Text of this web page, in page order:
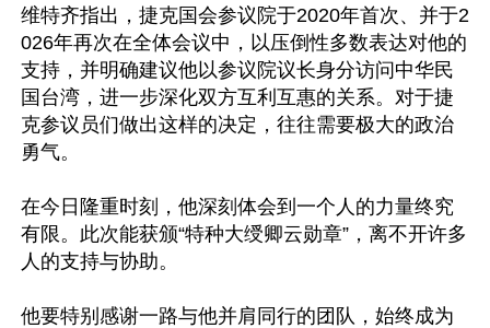
维特齐指出，捷克国会参议院于2020年首次、并于2
026年再次在全体会议中，以压倒性多数表达对他的
支持，并明确建议他以参议院议长身分访问中华民
国台湾，进一步深化双方互利互惠的关系。对于捷
克参议员们做出这样的决定，往往需要极大的政治
勇气。
在今日隆重时刻，他深刻体会到一个人的力量终究
有限。此次能获颁“特种大绶卿云勋章”，离不开许多
人的支持与协助。
他要特别感谢一路与他并肩同行的团队，始终成为